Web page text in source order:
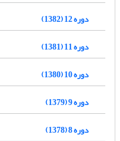
دوره 12 (1382)
دوره 11 (1381)
دوره 10 (1380)
دوره 9 (1379)
دوره 8 (1378)